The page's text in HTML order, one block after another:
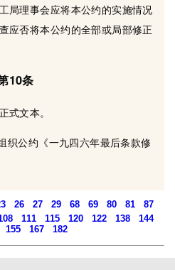
局理事会应将本公约的实施情况
应否将本公约的全部或局部修正
10条
式文本。
织公约《一九四六年最后条款修
26 27 29 68 69 80 81
87
111 115 120 122 138
144
155 167 182